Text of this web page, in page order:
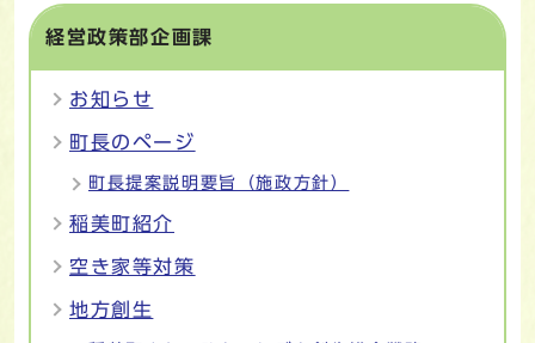
経営政策部企画課
お知らせ
町長のページ
町長提案説明要旨（施政方針）
稲美町紹介
空き家等対策
地方創生